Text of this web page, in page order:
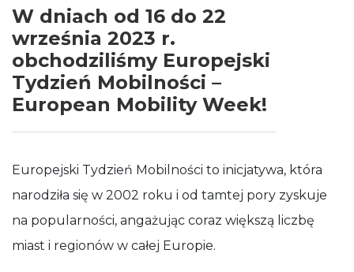
W dniach od 16 do 22
września 2023 r.
obchodziliśmy Europejski
Tydzień Mobilności –
European Mobility Week!
Europejski Tydzień Mobilności to inicjatywa, która
narodziła się w 2002 roku i od tamtej pory zyskuje
na popularności, angażując coraz większą liczbę
miast i regionów w całej Europie.
działała jak
Twojej wizyty.
Jeśli odrzucisz
te pliki cookie,
niektóre
funkcje znikną